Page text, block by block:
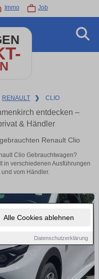
Alle Cookies ablehnen
Datenschutzerklärung
Immo Job
RENAULT ❯ CLIO
entdecken –
& Händler
Renault Clio
Clio Gebrauchtwagen?
in verschiedenen Ausführungen
vom Händler.